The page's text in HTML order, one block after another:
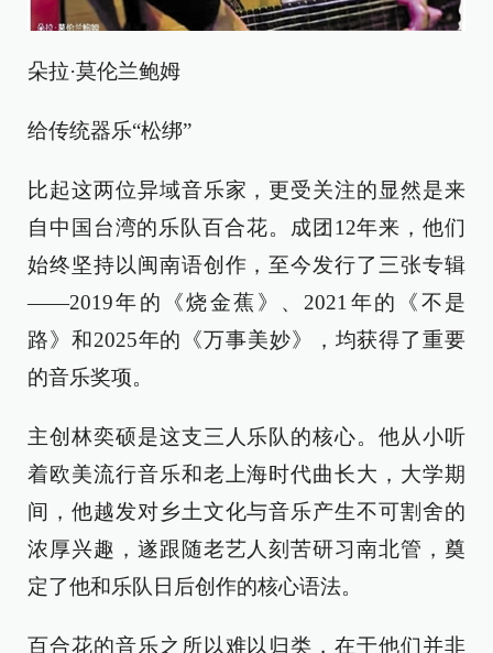
朵拉·莫伦兰鲍姆
给传统器乐“松绑”
比起这两位异域音乐家，更受关注的显然是来
自中国台湾的乐队百合花。成团12年来，他们
始终坚持以闽南语创作，至今发行了三张专辑
——2019年的《烧金蕉》、2021年的《不是
路》和2025年的《万事美妙》，均获得了重要
的音乐奖项。
主创林奕硕是这支三人乐队的核心。他从小听
着欧美流行音乐和老上海时代曲长大，大学期
间，他越发对乡土文化与音乐产生不可割舍的
浓厚兴趣，遂跟随老艺人刻苦研习南北管，奠
定了他和乐队日后创作的核心语法。
百合花的音乐之所以难以归类，在于他们并非